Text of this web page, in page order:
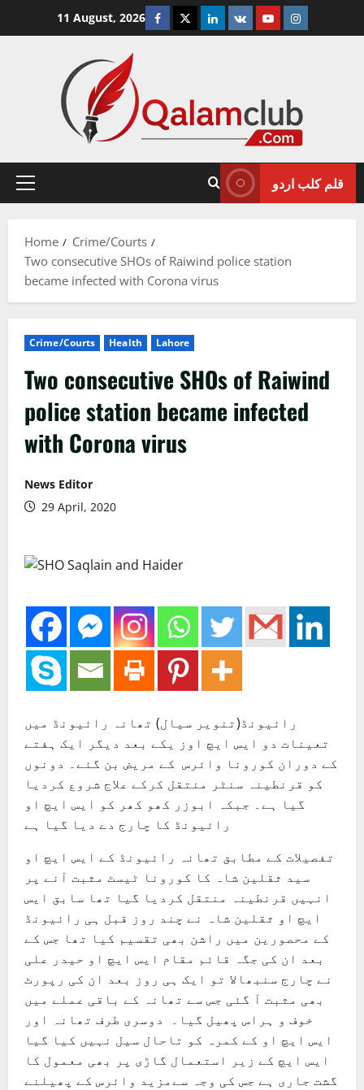
11 August, 2026 Facebook
TwitterLinkedin
VK YoutubeInstagram
Primary
قلم کلب اردو
Home
Crime/Courts
Two consecutive SHOs of Raiwind police station
became infected with Corona virus
Crime/Courts Health Lahore
Two consecutive SHOs of Raiwind
police station became infected
with Corona virus
News Editor
29 April, 2020
رائیونڈ(تنویر سیال) تھانہ رائیونڈ میں
تعینات دو ایس ایچ اوز یکے بعد دیگر ایک ہفتے
کے دوران کورونا وائرس کے مریض بن گئے۔ دونوں
کو قرنطینہ سنٹر منتقل کرکے علاج شروع کردیا
گیا ہے۔ جبکہ ابوزر کھو کھر کو ایس ایچ او
رائیونڈ کا چارج دے دیا گیا ہے
تفصیلات کے مطابق تھانہ رائیونڈ کے ایس ایچ او
سید ثقلین شاہ کا کورونا ٹیسٹ مثبت آنے پر
انہیں قرنطینہ منتقل کردیا گیا تھا سابق ایس
ایچ او ثقلین شاہ نے چند روز قبل ہی رائیونڈ
کے محصورین میں راشن بھی تقسیم کیا تھا جس کے
بعد ان کی جگہ قائم مقام ایس ایچ او حیدر علی
نے چارج سنبھالا تو ایک ہی روز بعد ان کی رپورٹ
بھی مثبت آ گئی جس سے تھانہ کے باقی عملے میں
خوف و ہراس پھیل گیا۔ دوسری طرف تھانہ اور
ایس ایچ او کے کمرہ کو تاحال سیل نہیں کیا گیا
ایس ایچ کے زیر استعمال گاڑی پر بھی معمول کا
گشت جاری ہے جس کی وجہ سےمزید وائرس کے پھیلنے